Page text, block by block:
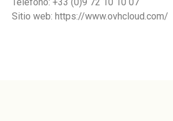
Sitio web: https://www.ovhcloud.com/